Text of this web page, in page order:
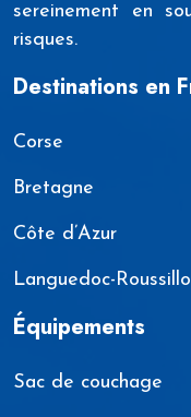
sereinement en
risques.
Destinations en
Corse
Bretagne
Côte d’Azur
Languedoc-
Équipements
Sac de couchage